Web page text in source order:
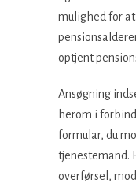
mulighed for
optjent
Ansøgning
herom i
formular, du
tjenestemand.
overførsel,